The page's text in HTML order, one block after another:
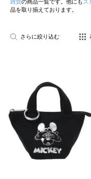
雑貨の商品一覧です。他にも ス
品を取り揃えております。
さらに絞り込む